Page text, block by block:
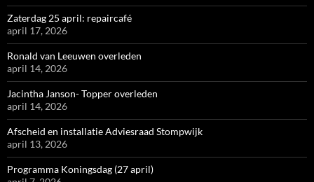
Zaterdag 25 april: repaircafé
april 17, 2026
Ronald van Leeuwen overleden
april 14, 2026
Jacintha Janson- Topper overleden
april 14, 2026
Afscheid en installatie Adviesraad Stompwijk
april 13, 2026
Programma Koningsdag (27 april)